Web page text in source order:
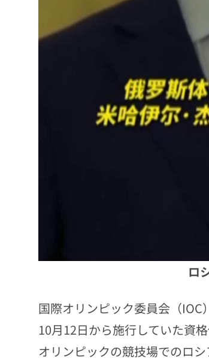
ロ
国際オリンピック委員会（
10月12日から施行していた資
オリンピックの競技場でのロ